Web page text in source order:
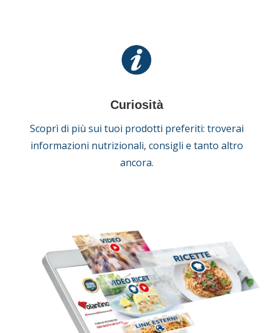
Curiosità
Scoprì di più sui tuoi prodotti preferiti: troverai
informazioni nutrizionali, consigli e tanto altro
ancora.